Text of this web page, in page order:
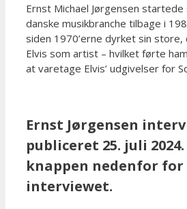
Ernst Michael Jørgensen
danske musikbranche tilbage i
siden 1970’erne dyrket sin
Elvis som artist – hvilket førte
at varetage Elvis’ udgivelser for
Ernst Jørgensen
publiceret 25. juli
knappen nedenfor
interviewet.